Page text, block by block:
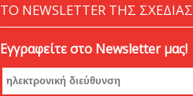
Δεκέμβριος 2024
Νοέμβριος 2024
Οκτώβριος 2024
Σεπτέμβριος 2024
Αύγουστος 2024
ΤΟ NEWSLETTER ΤΗΣ ΣΧΕΔΙΑΣ
Εγγραφείτε στο Newsletter μας!